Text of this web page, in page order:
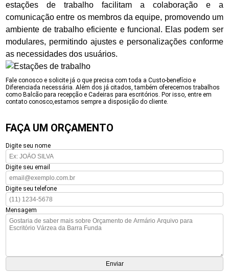
estações de trabalho facilitam a colaboração e a
comunicação entre os membros da equipe, promovendo um
ambiente de trabalho eficiente e funcional. Elas podem ser
modulares, permitindo ajustes e personalizações conforme
as necessidades dos usuários.
Fale conosco e solicite já o que precisa com toda a Custo-benefício e
Diferenciada necessária. Além dos já citados, também oferecemos trabalhos
como Balcão para recepção e Cadeiras para escritórios. Por isso, entre em
contato conosco,estamos sempre a disposição do cliente.
FAÇA UM ORÇAMENTO
Digite seu nome
Digite seu email
Digite seu telefone
Mensagem